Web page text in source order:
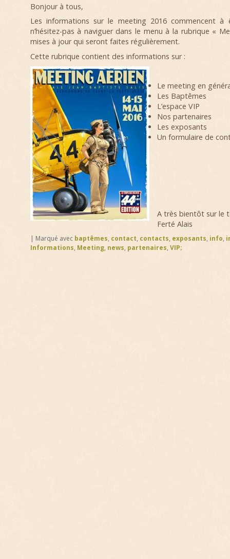
Bonjour à tous,
Les informations sur le meeting 2016 commencent à
n’hésitez-pas à naviguer dans le menu à la rubrique «
mises à jour qui seront faites régulièrement.
Cette rubrique contient des informations sur :
Le meeting en
Les Baptêmes
L’espace VIP
Nos partenaires
Les exposants
Un formulaire de
A très bientôt sur le
Ferté Alais
| Marqué avec baptêmes, contact, contacts, exposants, info,
Informations, Meeting, news, partenaires, VIP;